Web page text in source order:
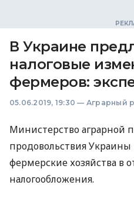
В Украине
налоговые
фермеров:
05.06.2019, 19:30 — Аграрный
Министерство аграрной
продовольствия Украины
фермерские хозяйства в
налогообложения.